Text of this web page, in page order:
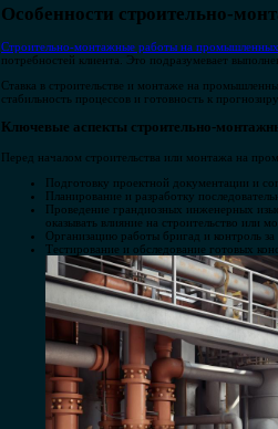
Особенности строительно-
Строительно-монтажные работы на
потребностей клиента. Это подразумевает
Ставка в строительстве и монтаже на
стабильность процессов и готовность к
Ключевые аспекты строительно-
Перед началом строительства или монтажа на
Подготовку проектной документации и
Планирование и разработку
Проведение грандиозных инженерных
оказывать влияние на строительство или
Организацию работы бригад и контроль за
Тестирование и обследование готовых